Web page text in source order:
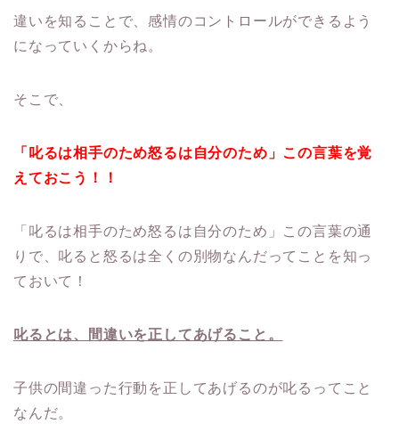
違いを知ることで、感情のコントロールができるよう
になっていくからね。
そこで、
「叱るは相手のため怒るは自分のため」この言葉を覚
えておこう！！
「叱るは相手のため怒るは自分のため」この言葉の通
りで、叱ると怒るは全くの別物なんだってことを知っ
ておいて！
叱るとは、間違いを正してあげること。
子供の間違った行動を正してあげるのが叱るってこと
なんだ。